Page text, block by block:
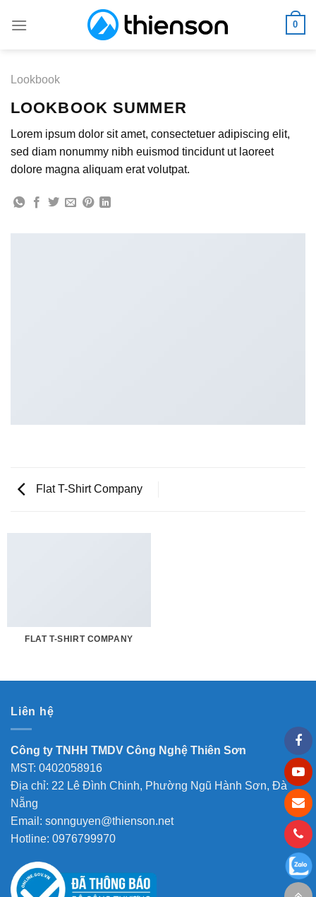
0
Lookbook
LOOKBOOK SUMMER
Lorem ipsum dolor sit amet, consectetuer adipiscing elit,
sed diam nonummy nibh euismod tincidunt ut laoreet
dolore magna aliquam erat volutpat.
Flat T-Shirt Company
FLAT T-SHIRT COMPANY
Liên hệ
Công ty TNHH TMDV Công Nghệ Thiên Sơn
MST: 0402058916
Địa chỉ: 22 Lê Đình Chinh, Phường Ngũ Hành Sơn, Đà
Nẵng
Email: sonnguyen@thienson.net
Hotline: 0976799970